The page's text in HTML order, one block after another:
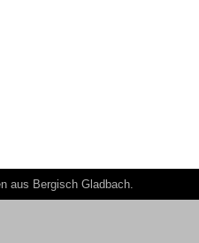
aus Bergisch Gladbach.